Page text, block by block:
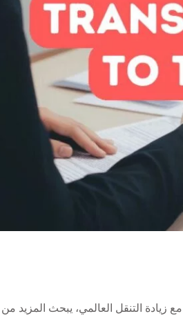
التنقل العالمي، يبحث المزيد من